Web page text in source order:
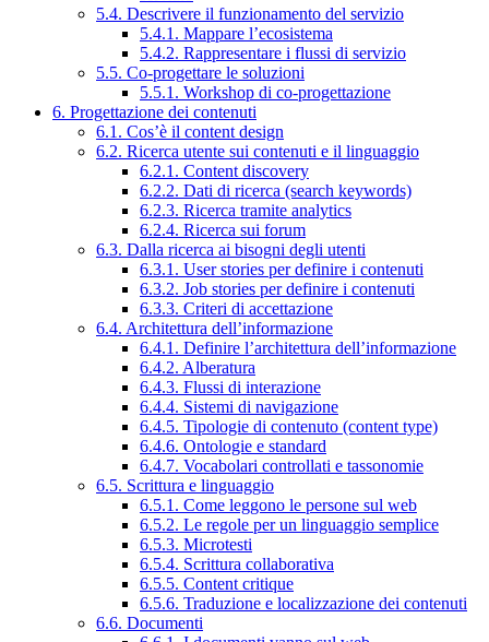
5.4. Descrivere il funzionamento del servizio
5.4.1. Mappare l’ecosistema
5.4.2. Rappresentare i flussi di servizio
5.5. Co-progettare le soluzioni
5.5.1. Workshop di co-progettazione
6. Progettazione dei contenuti
6.1. Cos’è il content design
6.2. Ricerca utente sui contenuti e il linguaggio
6.2.1. Content discovery
6.2.2. Dati di ricerca (search keywords)
6.2.3. Ricerca tramite analytics
6.2.4. Ricerca sui forum
6.3. Dalla ricerca ai bisogni degli utenti
6.3.1. User stories per definire i contenuti
6.3.2. Job stories per definire i contenuti
6.3.3. Criteri di accettazione
6.4. Architettura dell’informazione
6.4.1. Definire l’architettura dell’informazione
6.4.2. Alberatura
6.4.3. Flussi di interazione
6.4.4. Sistemi di navigazione
6.4.5. Tipologie di contenuto (content type)
6.4.6. Ontologie e standard
6.4.7. Vocabolari controllati e tassonomie
6.5. Scrittura e linguaggio
6.5.1. Come leggono le persone sul web
6.5.2. Le regole per un linguaggio semplice
6.5.3. Microtesti
6.5.4. Scrittura collaborativa
6.5.5. Content critique
6.5.6. Traduzione e localizzazione dei contenuti
6.6. Documenti